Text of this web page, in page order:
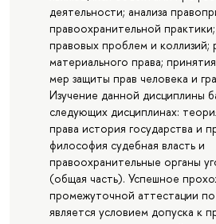
деятельности; анализа
правоохранительной
правовых проблем и коллизий;
материального права;
мер защиты прав человека и
Изучение данной дисциплины
следующих дисциплинах:
права история государства и
философия судебная власть и
правоохранительные органы
(общая часть). Успешное
промежуточной аттестации
является условием допуска к